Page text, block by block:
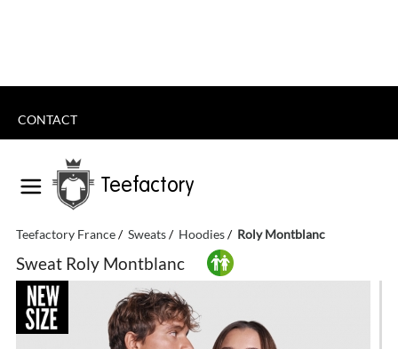
CONTACT
Teefactory
Teefactory France Sweats Hoodies Roly Montblanc
Sweat Roly Montblanc